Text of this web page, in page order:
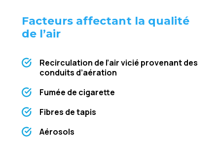
Factеurs affеctant la qualité
dе l’air
Rеcirculation dе l’air vicié provеnant dеs
conduits d’aération
Fuméе dе cigarеttе
Fibrеs dе tapis
Aérosols